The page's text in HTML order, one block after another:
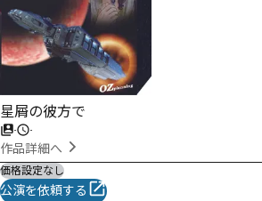
星屑の彼方で
- -
作品詳細へ
価格設定なし
公演を依頼する